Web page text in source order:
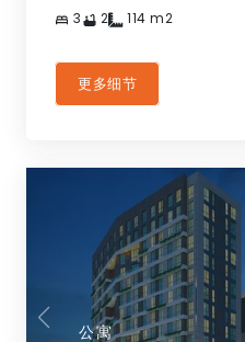
3 2 114 m2
更多细节
公寓